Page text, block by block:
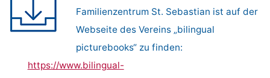
Familienzentrum St. Sebastian ist auf der
Webseite des Vereins „bilingual
picturebooks“ zu finden:
https://www.bilingual-